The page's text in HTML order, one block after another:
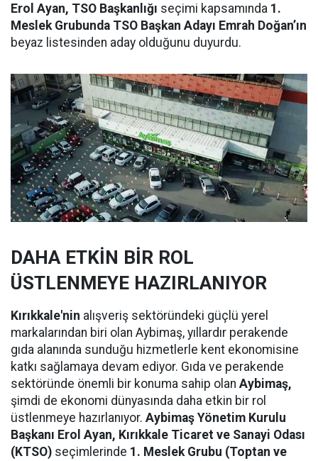
Erol Ayan, TSO Başkanlığı seçimi kapsamında 1.
Meslek Grubunda TSO Başkan Adayı Emrah Doğan’ın
beyaz listesinden aday olduğunu duyurdu.
DAHA ETKİN BİR ROL
ÜSTLENMEYE HAZIRLANIYOR
Kırıkkale'nin alışveriş sektöründeki güçlü yerel
markalarından biri olan Aybimaş, yıllardır perakende
gıda alanında sunduğu hizmetlerle kent ekonomisine
katkı sağlamaya devam ediyor. Gıda ve perakende
sektöründe önemli bir konuma sahip olan Aybimaş,
şimdi de ekonomi dünyasında daha etkin bir rol
üstlenmeye hazırlanıyor. Aybimaş Yönetim Kurulu
Başkanı Erol Ayan, Kırıkkale Ticaret ve Sanayi Odası
(KTSO) seçimlerinde 1. Meslek Grubu (Toptan ve